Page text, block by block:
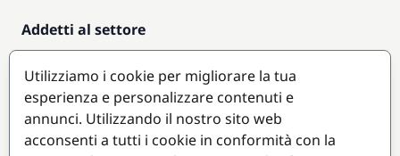
Addetti al settore
Accesso armatori
Diventare partner
Destinazioni popolari
Utilizziamo i cookie per migliorare la tua
esperienza e personalizzare contenuti e
annunci. Utilizzando il nostro sito web
acconsenti a tutti i cookie in conformità con la